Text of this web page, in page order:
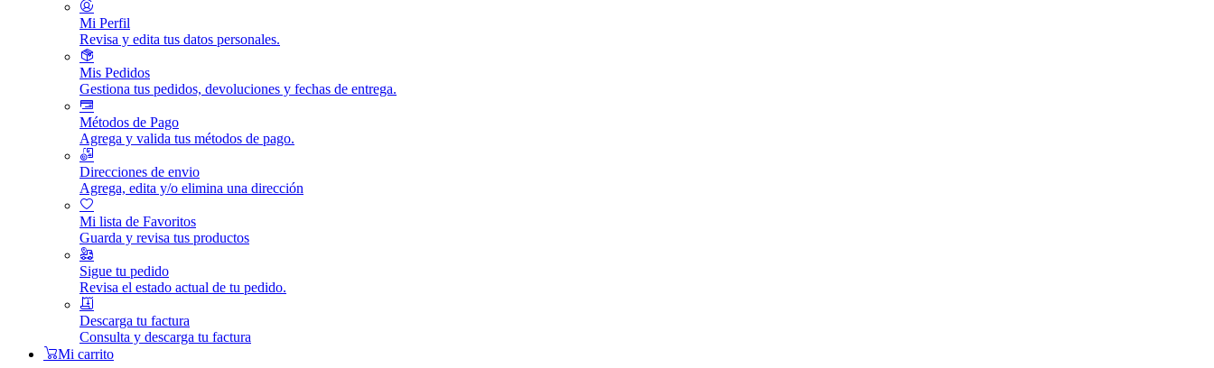
Mi Perfil
Revisa y edita tus datos personales.
Mis Pedidos
Gestiona tus pedidos, devoluciones y fechas de entrega.
Métodos de Pago
Agrega y valida tus métodos de pago.
Direcciones de envio
Agrega, edita y/o elimina una dirección
Mi lista de Favoritos
Guarda y revisa tus productos
Sigue tu pedido
Revisa el estado actual de tu pedido.
Descarga tu factura
Consulta y descarga tu factura
Mi carrito